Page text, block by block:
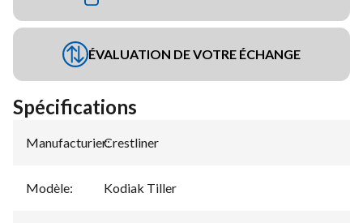
ÉVALUATION DE VOTRE ÉCHANGE
Spécifications
Manufacturier:
Crestliner
Modèle: Kodiak Tiller